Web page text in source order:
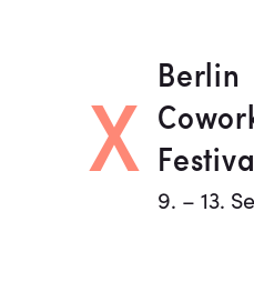
X
Berlin
9. – 13.